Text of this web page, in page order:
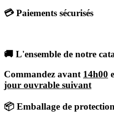
💳 Paiements sécurisés
🚚 L'ensemble de notre
Commandez avant 14h00
jour ouvrable suivant
📦 Emballage de